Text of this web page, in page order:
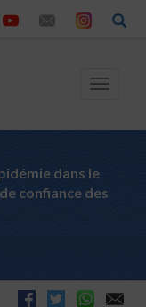
Toggle
dans le
confiance des